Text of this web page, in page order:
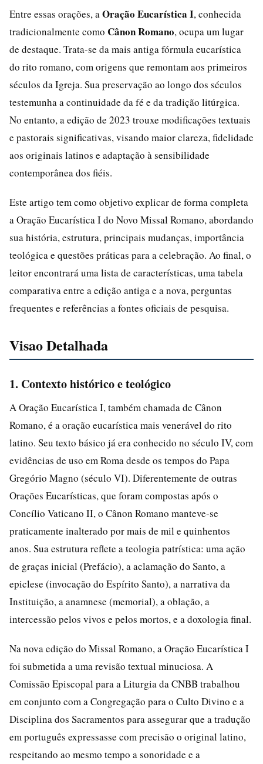
Entre essas orações, a Oração Eucarística I, conhecida
tradicionalmente como Cânon Romano, ocupa um lugar
de destaque. Trata-se da mais antiga fórmula eucarística
do rito romano, com origens que remontam aos primeiros
séculos da Igreja. Sua preservação ao longo dos séculos
testemunha a continuidade da fé e da tradição litúrgica.
No entanto, a edição de 2023 trouxe modificações textuais
e pastorais significativas, visando maior clareza, fidelidade
aos originais latinos e adaptação à sensibilidade
contemporânea dos fiéis.
Este artigo tem como objetivo explicar de forma completa
a Oração Eucarística I do Novo Missal Romano, abordando
sua história, estrutura, principais mudanças, importância
teológica e questões práticas para a celebração. Ao final, o
leitor encontrará uma lista de características, uma tabela
comparativa entre a edição antiga e a nova, perguntas
frequentes e referências a fontes oficiais de pesquisa.
Visao Detalhada
1. Contexto histórico e teológico
A Oração Eucarística I, também chamada de Cânon
Romano, é a oração eucarística mais venerável do rito
latino. Seu texto básico já era conhecido no século IV, com
evidências de uso em Roma desde os tempos do Papa
Gregório Magno (século VI). Diferentemente de outras
Orações Eucarísticas, que foram compostas após o
Concílio Vaticano II, o Cânon Romano manteve-se
praticamente inalterado por mais de mil e quinhentos
anos. Sua estrutura reflete a teologia patrística: uma ação
de graças inicial (Prefácio), a aclamação do Santo, a
epiclese (invocação do Espírito Santo), a narrativa da
Instituição, a anamnese (memorial), a oblação, a
intercessão pelos vivos e pelos mortos, e a doxologia final.
Na nova edição do Missal Romano, a Oração Eucarística I
foi submetida a uma revisão textual minuciosa. A
Comissão Episcopal para a Liturgia da CNBB trabalhou
em conjunto com a Congregação para o Culto Divino e a
Disciplina dos Sacramentos para assegurar que a tradução
em português expressasse com precisão o original latino,
respeitando ao mesmo tempo a sonoridade e a